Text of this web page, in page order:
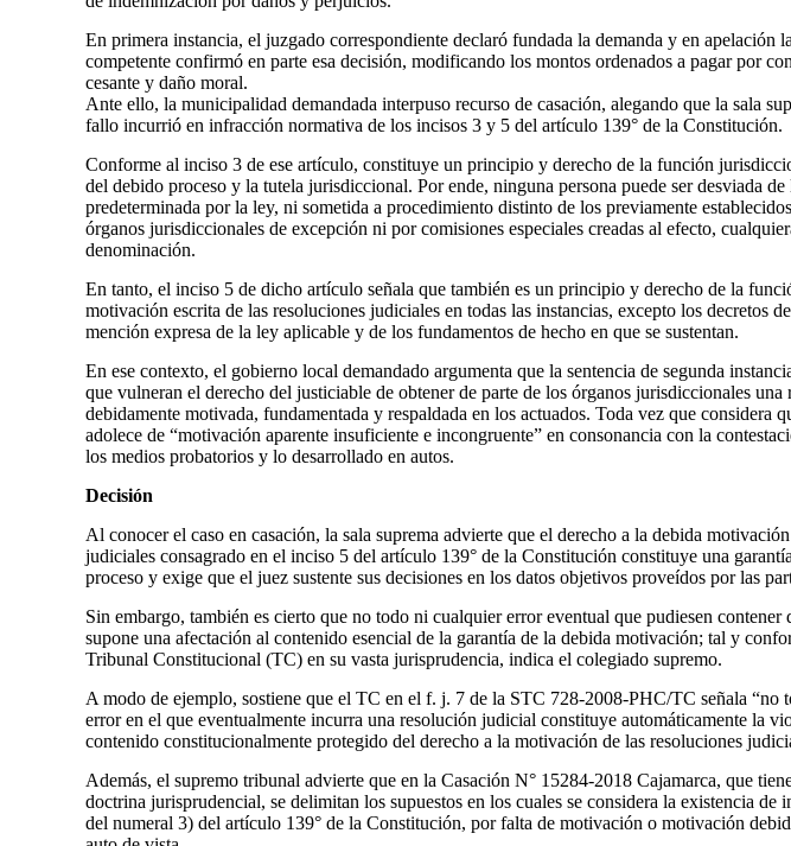
En primera instancia, el juzgado correspondiente declaró fundada la demanda y en apelación
competente confirmó en parte esa decisión, modificando los montos ordenados a pagar por
cesante y daño moral.
Ante ello, la municipalidad demandada interpuso recurso de casación, alegando que la sala
fallo incurrió en infracción normativa de los incisos 3 y 5 del artículo 139° de la Constitución.
Conforme al inciso 3 de ese artículo, constituye un principio y derecho de la función
del debido proceso y la tutela jurisdiccional. Por ende, ninguna persona puede ser desviada
predeterminada por la ley, ni sometida a procedimiento distinto de los previamente
órganos jurisdiccionales de excepción ni por comisiones especiales creadas al efecto,
denominación.
En tanto, el inciso 5 de dicho artículo señala que también es un principio y derecho de la
motivación escrita de las resoluciones judiciales en todas las instancias, excepto los decretos
mención expresa de la ley aplicable y de los fundamentos de hecho en que se sustentan.
En ese contexto, el gobierno local demandado argumenta que la sentencia de segunda
que vulneran el derecho del justiciable de obtener de parte de los órganos jurisdiccionales una
debidamente motivada, fundamentada y respaldada en los actuados. Toda vez que considera
adolece de “motivación aparente insuficiente e incongruente” en consonancia con la
los medios probatorios y lo desarrollado en autos.
Decisión
Al conocer el caso en casación, la sala suprema advierte que el derecho a la debida
judiciales consagrado en el inciso 5 del artículo 139° de la Constitución constituye una
proceso y exige que el juez sustente sus decisiones en los datos objetivos proveídos por las
Sin embargo, también es cierto que no todo ni cualquier error eventual que pudiesen contener
supone una afectación al contenido esencial de la garantía de la debida motivación; tal y
Tribunal Constitucional (TC) en su vasta jurisprudencia, indica el colegiado supremo.
A modo de ejemplo, sostiene que el TC en el f. j. 7 de la STC 728-2008-PHC/TC señala “no
error en el que eventualmente incurra una resolución judicial constituye automáticamente la
contenido constitucionalmente protegido del derecho a la motivación de las resoluciones
Además, el supremo tribunal advierte que en la Casación N° 15284-2018 Cajamarca, que
doctrina jurisprudencial, se delimitan los supuestos en los cuales se considera la existencia de
del numeral 3) del artículo 139° de la Constitución, por falta de motivación o motivación